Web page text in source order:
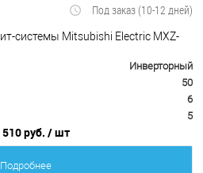
Под заказ (10-12 дней)
системы Mitsubishi Electric MXZ-
Инверторный
50
6
5
руб. / шт
Подробнее